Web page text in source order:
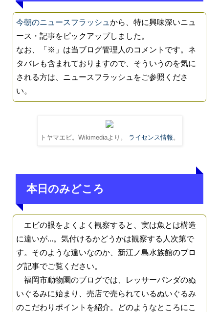
今朝のニュースフラッシュから、特に興味深いニュ
ース・記事をピックアップしました。
なお、「※」は当ブログ管理人のコメントです。ネ
タバレも含まれておりますので、そういうのを気に
される方は、ニュースフラッシュをご参照くださ
い。
トヤマエビ。Wikimediaより。 ライセンス情報 。
本日のみどころ
エビの眼をよくよく観察すると、実は魚とは構造
に違いが...。気付けるかどうかは観察する人次第で
す。そのような違いなのか、新江ノ島水族館のブロ
グ記事でご覧ください。
福岡市動物園のブログでは、レッサーパンダのぬ
いぐるみに始まり、売店で売られているぬいぐるみ
のこだわりポイントを紹介。どのようなところにこ